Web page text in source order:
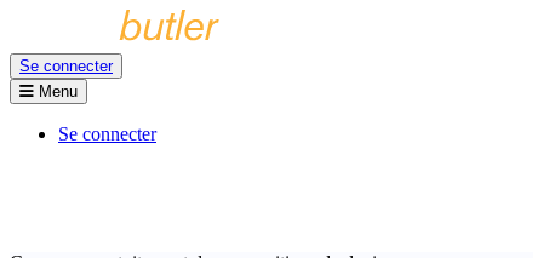
Se connecter
Menu
Se connecter